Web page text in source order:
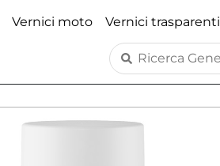
Vernici moto Vernici trasparenti